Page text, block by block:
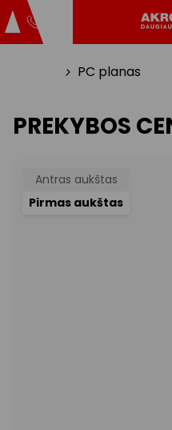
PC planas
PREKYBOS